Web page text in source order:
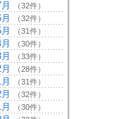
（32件）
（32件）
（31件）
（30件）
（33件）
（28件）
（31件）
（32件）
（30件）